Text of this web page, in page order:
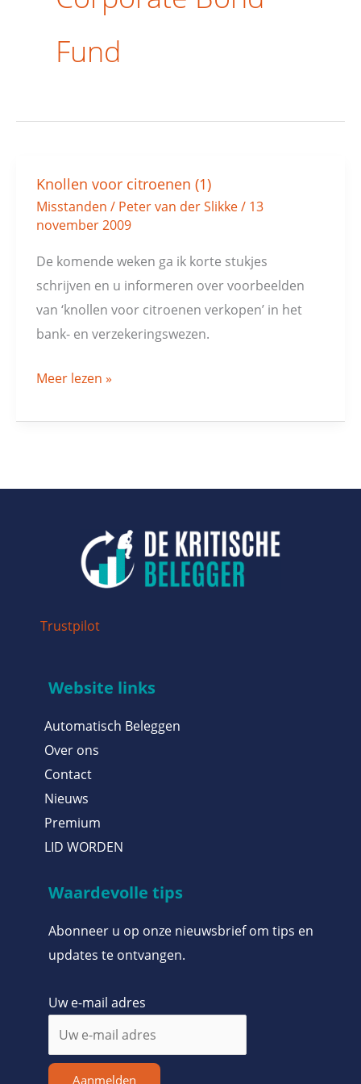
Fund
Knollen voor citroenen (1)
Misstanden / Peter van der Slikke/ 13
november 2009
De komende weken ga ik korte stukjes
schrijven en u informeren over voorbeelden
van ‘knollen voor citroenen verkopen’ in het
bank- en verzekeringswezen.
Knollen
voor
citroenen
(1)
Meer lezen »
Trustpilot
Website links
Automatisch Beleggen
Over ons
Contact
Nieuws
Premium
LID WORDEN
Waardevolle tips
Abonneer u op onze nieuwsbrief om tips en
updates te ontvangen.
Uw e-mail adres
Aanmelden